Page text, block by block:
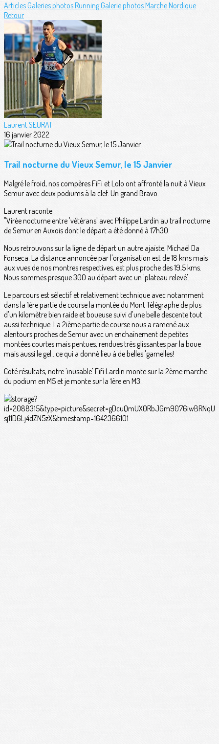
ArticlesGaleries photos RunningGalerie photos Marche Nordique
Retour
Laurent SEURAT
16 janvier 2022
Trail nocturne du Vieux Semur, le 15 Janvier
Malgré le froid, nos compères FiFi et Lolo ont affronté la nuit à Vieux
Semur avec deux podiums à la clef. Un grand Bravo.
Laurent raconte
"Virée nocturne entre 'vétérans' avec Philippe Lardin au trail nocturne
de Semur en Auxois dont le départ a été donné à 17h30.
Nous retrouvons sur la ligne de départ un autre ajaïste, Michaël Da
Fonseca. La distance annoncée par l'organisation est de 18 kms mais
aux vues de nos montres respectives, est plus proche des 19,5 kms.
Nous sommes presque 300 au départ avec un 'plateau relevé'.
Le parcours est sélectif et relativement technique avec notamment
dans la 1ère partie de course la montée du Mont Télégraphe de plus
d'un kilomètre bien raide et boueuse suivi d'une belle descente tout
aussi technique. La 2ième partie de course nous a ramené aux
alentours proches de Semur avec un enchaînement de petites
montées courtes mais pentues, rendues très glissantes par la boue
mais aussi le gel...ce qui a donné lieu à de belles 'gamelles!
Coté résultats, notre 'inusable' Fifi Lardin monte sur la 2ème marche
du podium en M5 et je monte sur la 1ère en M3.